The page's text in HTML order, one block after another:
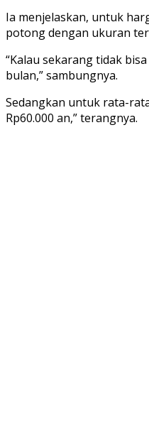
Ia menjelaskan, untuk
potong dengan ukuran
“Kalau sekarang tidak
bulan,” sambungnya.
Sedangkan untuk rata-
Rp60.000 an,” terangnya.